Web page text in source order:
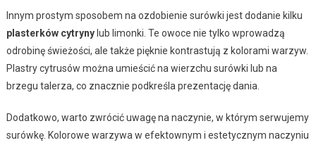
Innym prostym sposobem na ozdobienie surówki jest dodanie kilku
plasterków cytrynylub limonki. Te owoce nie tylko wprowadzą
odrobinę świeżości, ale także pięknie kontrastują z kolorami warzyw.
Plastry cytrusów można umieścić na wierzchu surówki lub na
brzegu talerza, co znacznie podkreśla prezentację dania.
Dodatkowo, warto zwrócić uwagę na naczynie, w którym serwujemy
surówkę. Kolorowe warzywa w efektownym i estetycznym naczyniu